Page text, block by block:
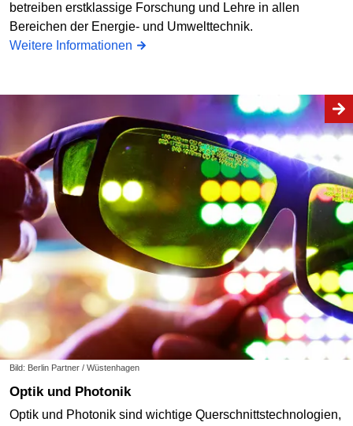
betreiben erstklassige Forschung und Lehre in allen
Bereichen der Energie- und Umwelttechnik.
Weitere Informationen
Bild: Berlin Partner / Wüstenhagen
Optik und Photonik
Optik und Photonik sind wichtige Querschnittstechnologien,